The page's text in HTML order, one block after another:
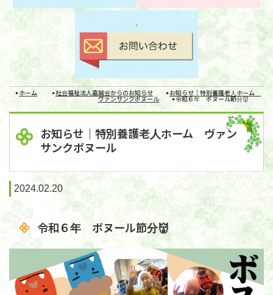
ホーム 社会福祉法人嘉誠会からのお知らせ
お知らせ｜特別養護老人ホーム
ヴァンサンクボヌール
令和６年 ボヌール節分👹
お知らせ｜特別養護老人ホーム ヴァン
サンクボヌール
2024.02.20
令和６年 ボヌール節分👹